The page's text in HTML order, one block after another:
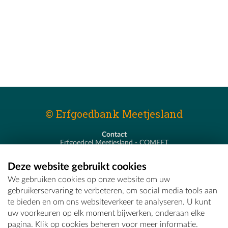
© Erfgoedbank Meetjesland
Contact
Erfgoedcel Meetjesland - COMEET
T - 09 373 75 96
E -erfgoedcel@comeet.be
Deze website gebruikt cookies
We gebruiken cookies op onze website om uw
gebruikerservaring te verbeteren, om social media tools aan
te bieden en om ons websiteverkeer te analyseren. U kunt
uw voorkeuren op elk moment bijwerken, onderaan elke
pagina. Klik op cookies beheren voor meer informatie.